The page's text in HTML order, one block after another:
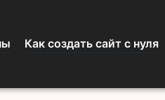
Как создать сайт с нуля